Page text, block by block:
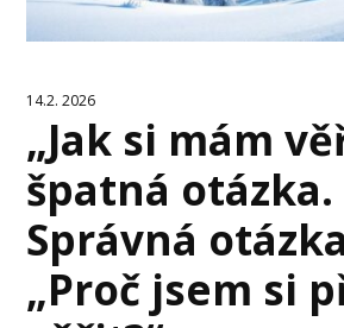
14.2. 2026
„Jak si mám
špatná otázka.
Správná
„Proč jsem si